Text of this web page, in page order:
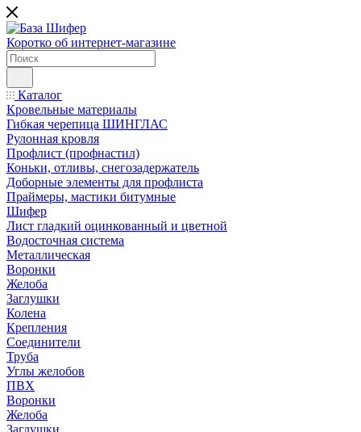
Коротко об интернет-магазине
Каталог
Кровельные материалы
Гибкая черепица ШИНГЛАС
Рулонная кровля
Профлист (профнастил)
Коньки, отливы, снегозадержатель
Доборные элементы для профлиста
Праймеры, мастики битумные
Шифер
Лист гладкий оцинкованный и цветной
Водосточная система
Металлическая
Воронки
Желоба
Заглушки
Колена
Крепления
Соединители
Труба
Углы желобов
ПВХ
Воронки
Желоба
Заглушки